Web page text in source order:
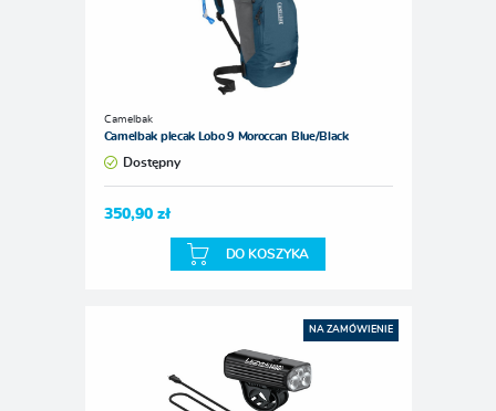
Camelbak
Camelbak plecak Lobo 9 Moroccan Blue/Black
Dostępny
350,90 zł
DO KOSZYKA
NA ZAMÓWIENIE